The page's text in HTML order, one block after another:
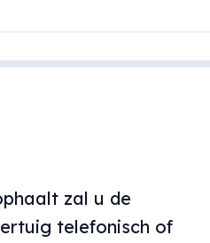
zal u de
telefonisch of